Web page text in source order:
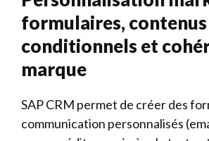
formulaires, contenus
conditionnels et
marque
SAP CRM permet de créer des
communication personnalisés